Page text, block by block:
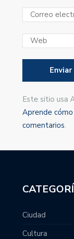
Este sitio usa
Aprende
comentarios.
Ciudad
Cultura